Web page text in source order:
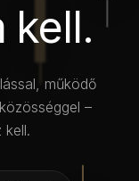
kell.
működő
–
kell.